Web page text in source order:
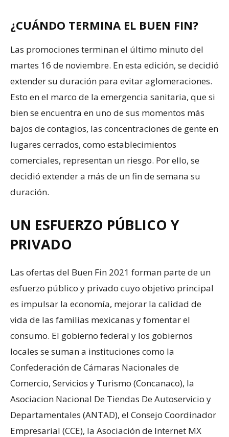
¿CUÁNDO TERMINA EL BUEN FIN?
Las promociones terminan el último minuto del
martes 16 de noviembre. En esta edición, se decidió
extender su duración para evitar aglomeraciones.
Esto en el marco de la emergencia sanitaria, que si
bien se encuentra en uno de sus momentos más
bajos de contagios, las concentraciones de gente en
lugares cerrados, como establecimientos
comerciales, representan un riesgo. Por ello, se
decidió extender a más de un fin de semana su
duración.
UN ESFUERZO PÚBLICO Y
PRIVADO
Las ofertas del Buen Fin 2021 forman parte de un
esfuerzo público y privado cuyo objetivo principal
es impulsar la economía, mejorar la calidad de
vida de las familias mexicanas y fomentar el
consumo. El gobierno federal y los gobiernos
locales se suman a instituciones como la
Confederación de Cámaras Nacionales de
Comercio, Servicios y Turismo (Concanaco), la
Asociacion Nacional De Tiendas De Autoservicio y
Departamentales (ANTAD), el Consejo Coordinador
Empresarial (CCE), la Asociación de Internet MX